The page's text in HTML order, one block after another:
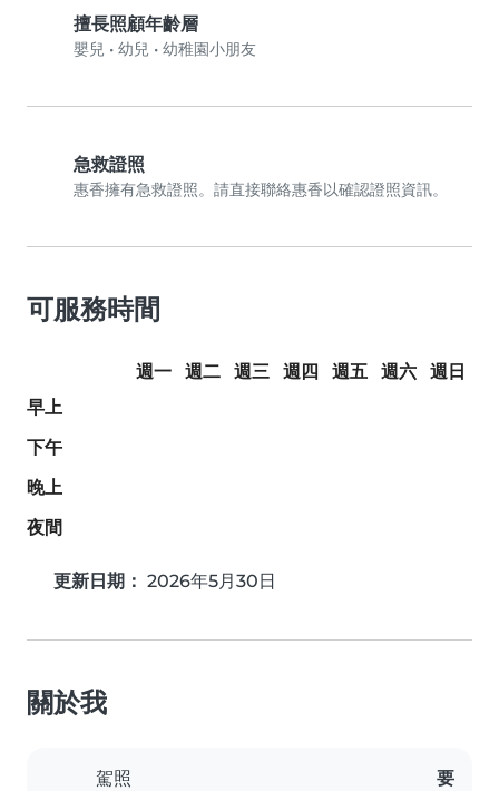
擅長照顧年齡層
嬰兒 • 幼兒 • 幼稚園小朋友
急救證照
惠香擁有急救證照。請直接聯絡惠香以確認證照資訊。
可服務時間
週一 週二 週三 週四 週五 週六
週日
早上
下午
晚上
夜間
更新日期： 2026年5月30日
關於我
駕照 要